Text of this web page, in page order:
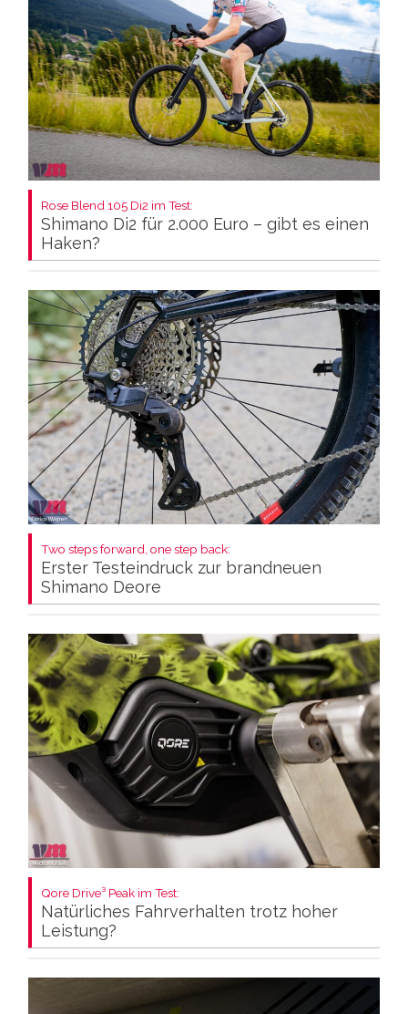
Rose Blend 105 Di2 im Test:
Shimano Di2 für 2.000 Euro – gibt es einen
Haken?
Two steps forward, one step back:
Erster Testeindruck zur brandneuen
Shimano Deore
Qore Drive³ Peak im Test:
Natürliches Fahrverhalten trotz hoher
Leistung?